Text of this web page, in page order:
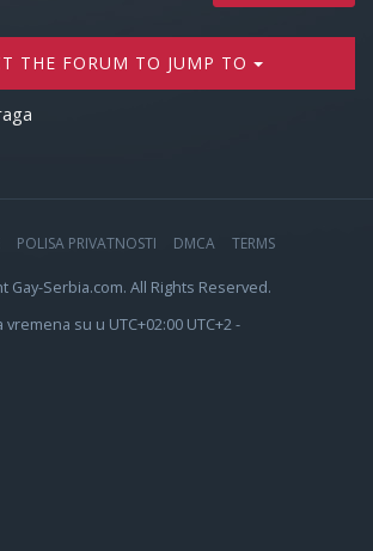
THE FORUM TO JUMP TO
POLISA PRIVATNOSTI DMCA TERMS
Gay-Serbia.com. All Rights Reserved.
vremena su u UTC+02:00 UTC+2 -